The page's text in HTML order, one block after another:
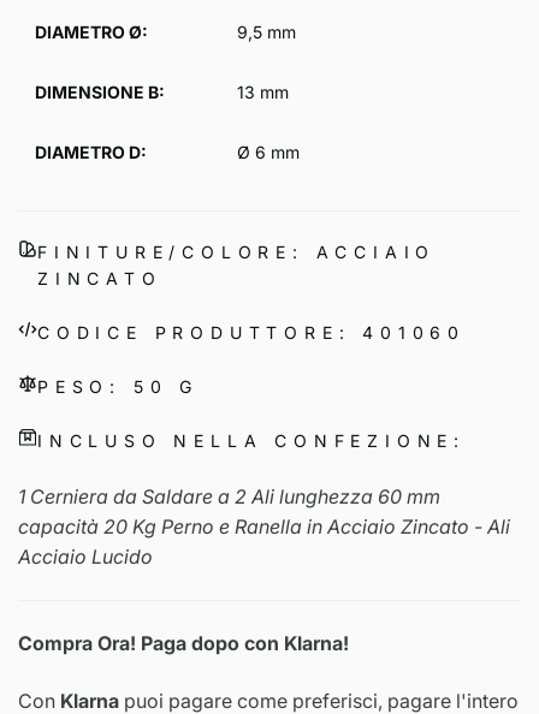
DIAMETRO Ø: 9,5 mm
DIMENSIONE B: 13 mm
DIAMETRO D: Ø 6 mm
FINITURE/COLORE: ACCIAIO
ZINCATO
CODICE PRODUTTORE: 401060
PESO: 50 G
INCLUSO NELLA CONFEZIONE:
1 Cerniera da Saldare a 2 Ali lunghezza 60 mm
capacità 20 Kg Perno e Ranella in Acciaio Zincato - Ali
Acciaio Lucido
Compra Ora! Paga dopo con Klarna!
Con Klarna puoi pagare come preferisci, pagare l'intero